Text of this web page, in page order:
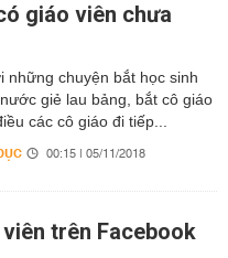
giáo viên chưa
những chuyện bắt học sinh
giẻ lau bảng, bắt cô giáo
các cô giáo đi tiếp...
00:15 | 05/11/2018
trên Facebook